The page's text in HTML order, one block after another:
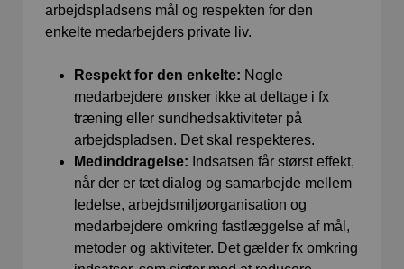
arbejdspladsens mål og respekten for den
enkelte medarbejders private liv.
Respekt for den enkelte: Nogle
medarbejdere ønsker ikke at deltage i fx
træning eller sundhedsaktiviteter på
arbejdspladsen. Det skal respekteres.
Medinddragelse: Indsatsen får størst effekt,
når der er tæt dialog og samarbejde mellem
ledelse, arbejdsmiljøorganisation og
medarbejdere omkring fastlæggelse af mål,
metoder og aktiviteter. Det gælder fx omkring